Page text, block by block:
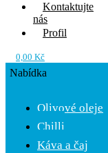
Kontaktujte
nás
Profil
0,00 Kč
Nabídka
Olivové oleje
Chilli
Káva a čaj